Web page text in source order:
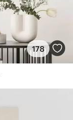
178